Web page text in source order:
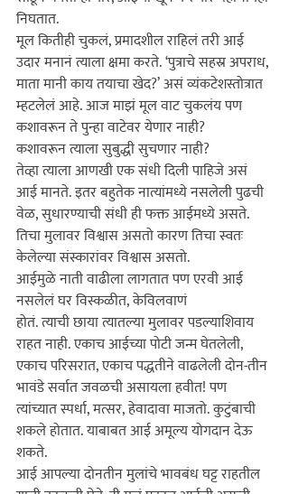
निघतात.
मूल कितीही चुकलं, प्रमादशील राहिलं तरी आई
उदार मनानं त्याला क्षमा करते. ‘पुत्राचे सहस्र अपराध,
माता मानी काय तयाचा खेद?’ असं व्यंकटेशस्तोत्रात
म्हटलेलं आहे. आज माझं मूल वाट चुकलंय पण
कशावरून ते पुन्हा वाटेवर येणार नाही?
कशावरून त्याला सुबुद्धी सुचणार नाही?
तेव्हा त्याला आणखी एक संधी दिली पाहिजे असं
आई मानते. इतर बहुतेक नात्यांमध्ये नसलेली पुढची
वेळ, सुधारण्याची संधी ही फक्त आईमध्ये असते.
तिचा मुलावर विश्वास असतो कारण तिचा स्वतः
केलेल्या संस्कारांवर विश्वास असतो.
आईमुळे नाती वाढीला लागतात पण एरवी आई
नसलेलं घर विस्कळीत, केविलवाणं
होतं. त्याची छाया त्यातल्या मुलावर पडल्याशिवाय
राहत नाही. एकाच आईच्या पोटी जन्म घेतलेली,
एकाच परिसरात, एकाच पद्धतीने वाढलेली दोन-तीन
भावंडे सर्वात जवळची असायला हवीत! पण
त्यांच्यात स्पर्धा, मत्सर, हेवादावा माजतो. कुटुंबाची
शकले होतात. याबाबत आई अमूल्य योगदान देऊ
शकते.
आई आपल्या दोनतीन मुलांचे भावबंध घट्ट राहतील